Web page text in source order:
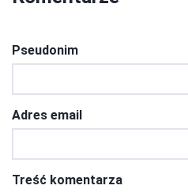
Pseudonim
Adres email
Treść komentarza